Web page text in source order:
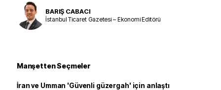
BARIŞ CABACI
İstanbul Ticaret Gazetesi – Ekonomi Editörü
Manşetten Seçmeler
İran ve Umman 'Güvenli güzergah' için anlaştı